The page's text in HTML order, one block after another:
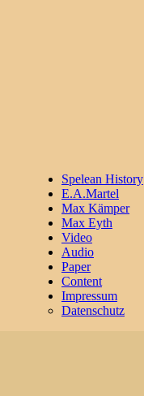
Spelean History
E.A.Martel
Max Kämper
Max Eyth
Video
Audio
Paper
Content
Impressum
Datenschutz